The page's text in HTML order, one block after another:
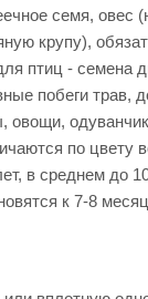
семя, овес
крупу),
птиц - семена
побеги трав,
овощи,
по цвету
в среднем до
к 7-8